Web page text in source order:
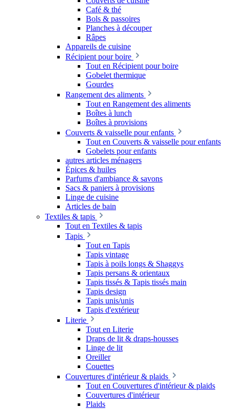
Café & thé
Bols & passoires
Planches à découper
Râpes
Appareils de cuisine
Récipient pour boire
Tout en Récipient pour boire
Gobelet thermique
Gourdes
Rangement des aliments
Tout en Rangement des aliments
Boîtes à lunch
Boîtes à provisions
Couverts & vaisselle pour enfants
Tout en Couverts & vaisselle pour enfants
Gobelets pour enfants
autres articles ménagers
Épices & huiles
Parfums d'ambiance & savons
Sacs & paniers à provisions
Linge de cuisine
Articles de bain
Textiles & tapis
Tout en Textiles & tapis
Tapis
Tout en Tapis
Tapis vintage
Tapis à poils longs & Shaggys
Tapis persans & orientaux
Tapis tissés & Tapis tissés main
Tapis design
Tapis unis/unis
Tapis d'extérieur
Literie
Tout en Literie
Draps de lit & draps-housses
Linge de lit
Oreiller
Couettes
Couvertures d'intérieur & plaids
Tout en Couvertures d'intérieur & plaids
Couvertures d'intérieur
Plaids